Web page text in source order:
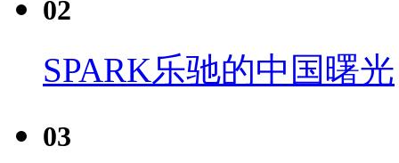
02
SPARK乐驰的中国曙光
03